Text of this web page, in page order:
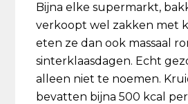
Bijna elke supermarkt,
verkoopt wel zakken met
eten ze dan ook massaal
sinterklaasdagen. Echt
alleen niet te noemen.
bevatten bijna 500 kcal